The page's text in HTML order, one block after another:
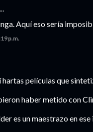
Aquí eso sería
p.m.
películas que
haber metido con
es un maestrazo en